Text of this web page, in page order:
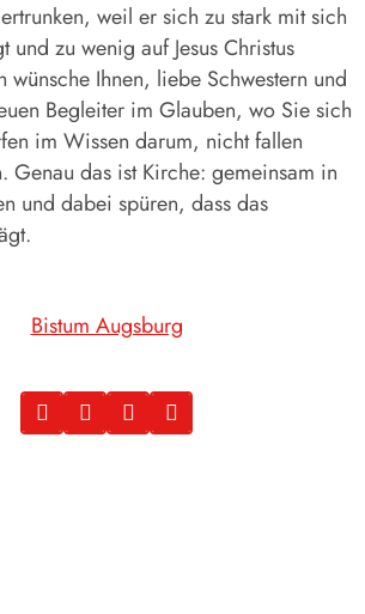
weil er sich zu stark mit sich
und zu wenig auf Jesus Christus
wünsche Ihnen, liebe Schwestern und
Begleiter im Glauben, wo Sie sich
im Wissen darum, nicht fallen
Genau das ist Kirche: gemeinsam in
und dabei spüren, dass das
Bistum Augsburg